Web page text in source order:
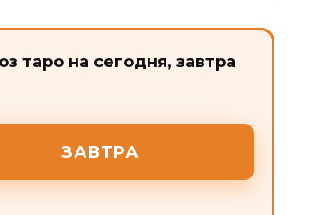
таро на сегодня, завтра
ЗАВТРА